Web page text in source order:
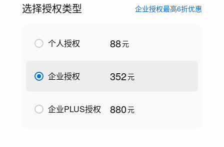
选择授权类型 企业授权最高6折优惠
个人授权 88元
企业授权 352元
企业PLUS授权 880元